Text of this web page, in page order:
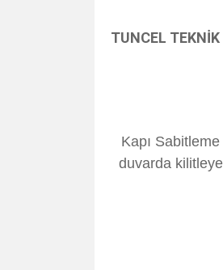
TUNCEL
Kapı
duvarda